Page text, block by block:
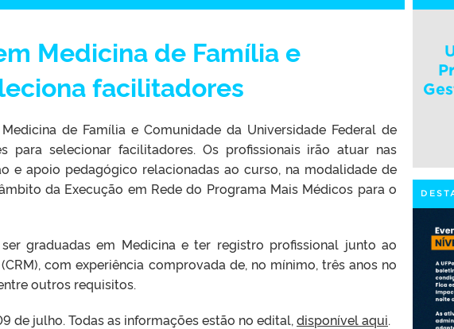
Medicina de Família e
facilitadores
de Família e Comunidade da Universidade Federal de
para selecionar facilitadores. Os profissionais irão atuar nas
e apoio pedagógico relacionadas ao curso, na modalidade de
da Execução em Rede do Programa Mais Médicos para o
graduadas em Medicina e ter registro profissional junto ao
com experiência comprovada de, no mínimo, três anos no
outros requisitos.
de julho. Todas as informações estão no edital, disponível aqui.